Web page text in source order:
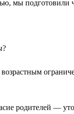
мы подготовили
родителей —